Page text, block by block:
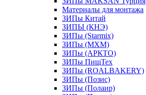
Материалы для монтажа
ЗИПы Китай
ЗИПЫ (КНЭ)
ЗИПы (Starmix)
ЗИПы (МХМ)
ЗИПы (АРКТО)
ЗИПы ПищТех
ЗИПы (ROALBAKERY)
ЗИПы (Позис)
ЗИПы (Полаир)